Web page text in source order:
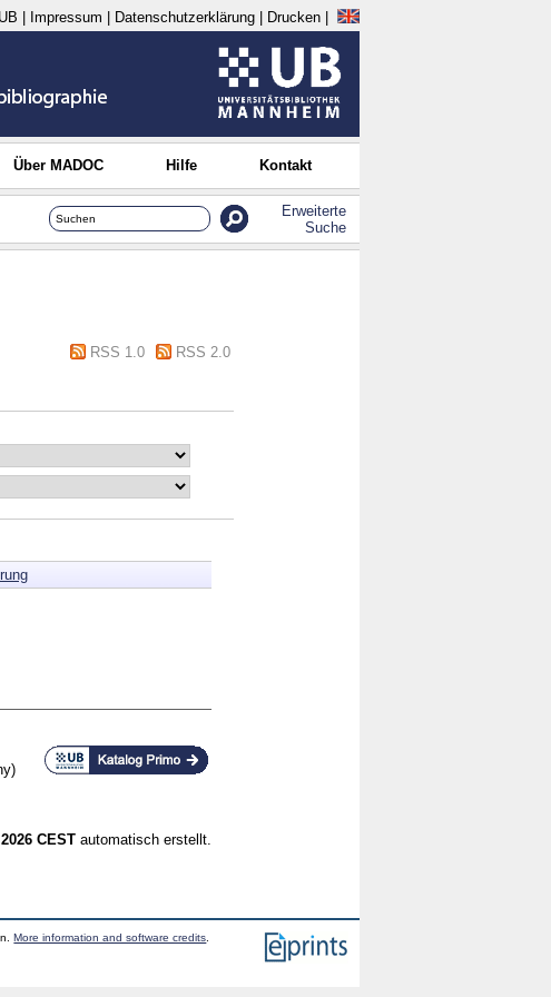
Impressum Datenschutzerklärung Drucken
Über MADOC Hilfe Kontakt
Erweiterte
Suche
RSS 1.0
RSS 2.0
CEST automatisch erstellt.
More information and software credits